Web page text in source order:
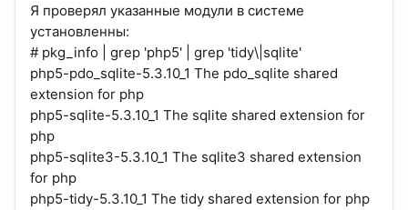
Я проверял указанные модули в системе
установленны:
# pkg_info | grep 'php5' | grep 'tidy\|sqlite'
php5-pdo_sqlite-5.3.10_1 The pdo_sqlite shared
extension for php
php5-sqlite-5.3.10_1 The sqlite shared extension for
php
php5-sqlite3-5.3.10_1 The sqlite3 shared extension
for php
php5-tidy-5.3.10_1 The tidy shared extension for php